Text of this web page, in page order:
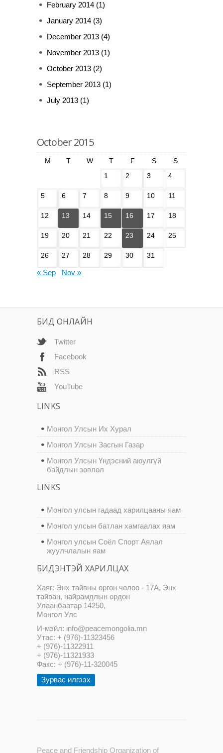
February 2014 (1)
January 2014 (3)
December 2013 (4)
November 2013 (1)
October 2013 (2)
September 2013 (1)
July 2013 (1)
October 2015
M T W T F S
S
1
2 3 4
5 6 7 8 9 10 11
12 13 14 15 16 17 18
19 20 21 22 23 24 25
26 27 28 29 30 31
« Sep Nov »
БИД ОНЛАЙН
Twitter
Facebook
RSS
YouTube
LINKS
Монгол Улсын Их Хурал
Монгол Улсын Засгын Газар
Монгол Улсын Үндэсний аюулгүй
байдлын зөвлөл
LINKS
Монгол улсын гадаад харилцааны яам
Монгол улсын батлан хамгаалах яам
Монгол улсын Соёл Спорт Аялал
жуулчлалын яам
БИДЭНТЭЙ ХАРИЛЦАХ
Хаяг: Энх тайвны өргөн чөлөө - 17А, Энх
тайван, найрамдлын ордон
Улаанбаатар 14250,
Монгол Улс
И-мэйл: info@peacemongolia.mn
Утас: + (976)-11323456
+ (976)-11322911
+ (976)-11321933
Факс: + (976)-11-320045
Зурвас илгээх
Peace and Friendship Organization of